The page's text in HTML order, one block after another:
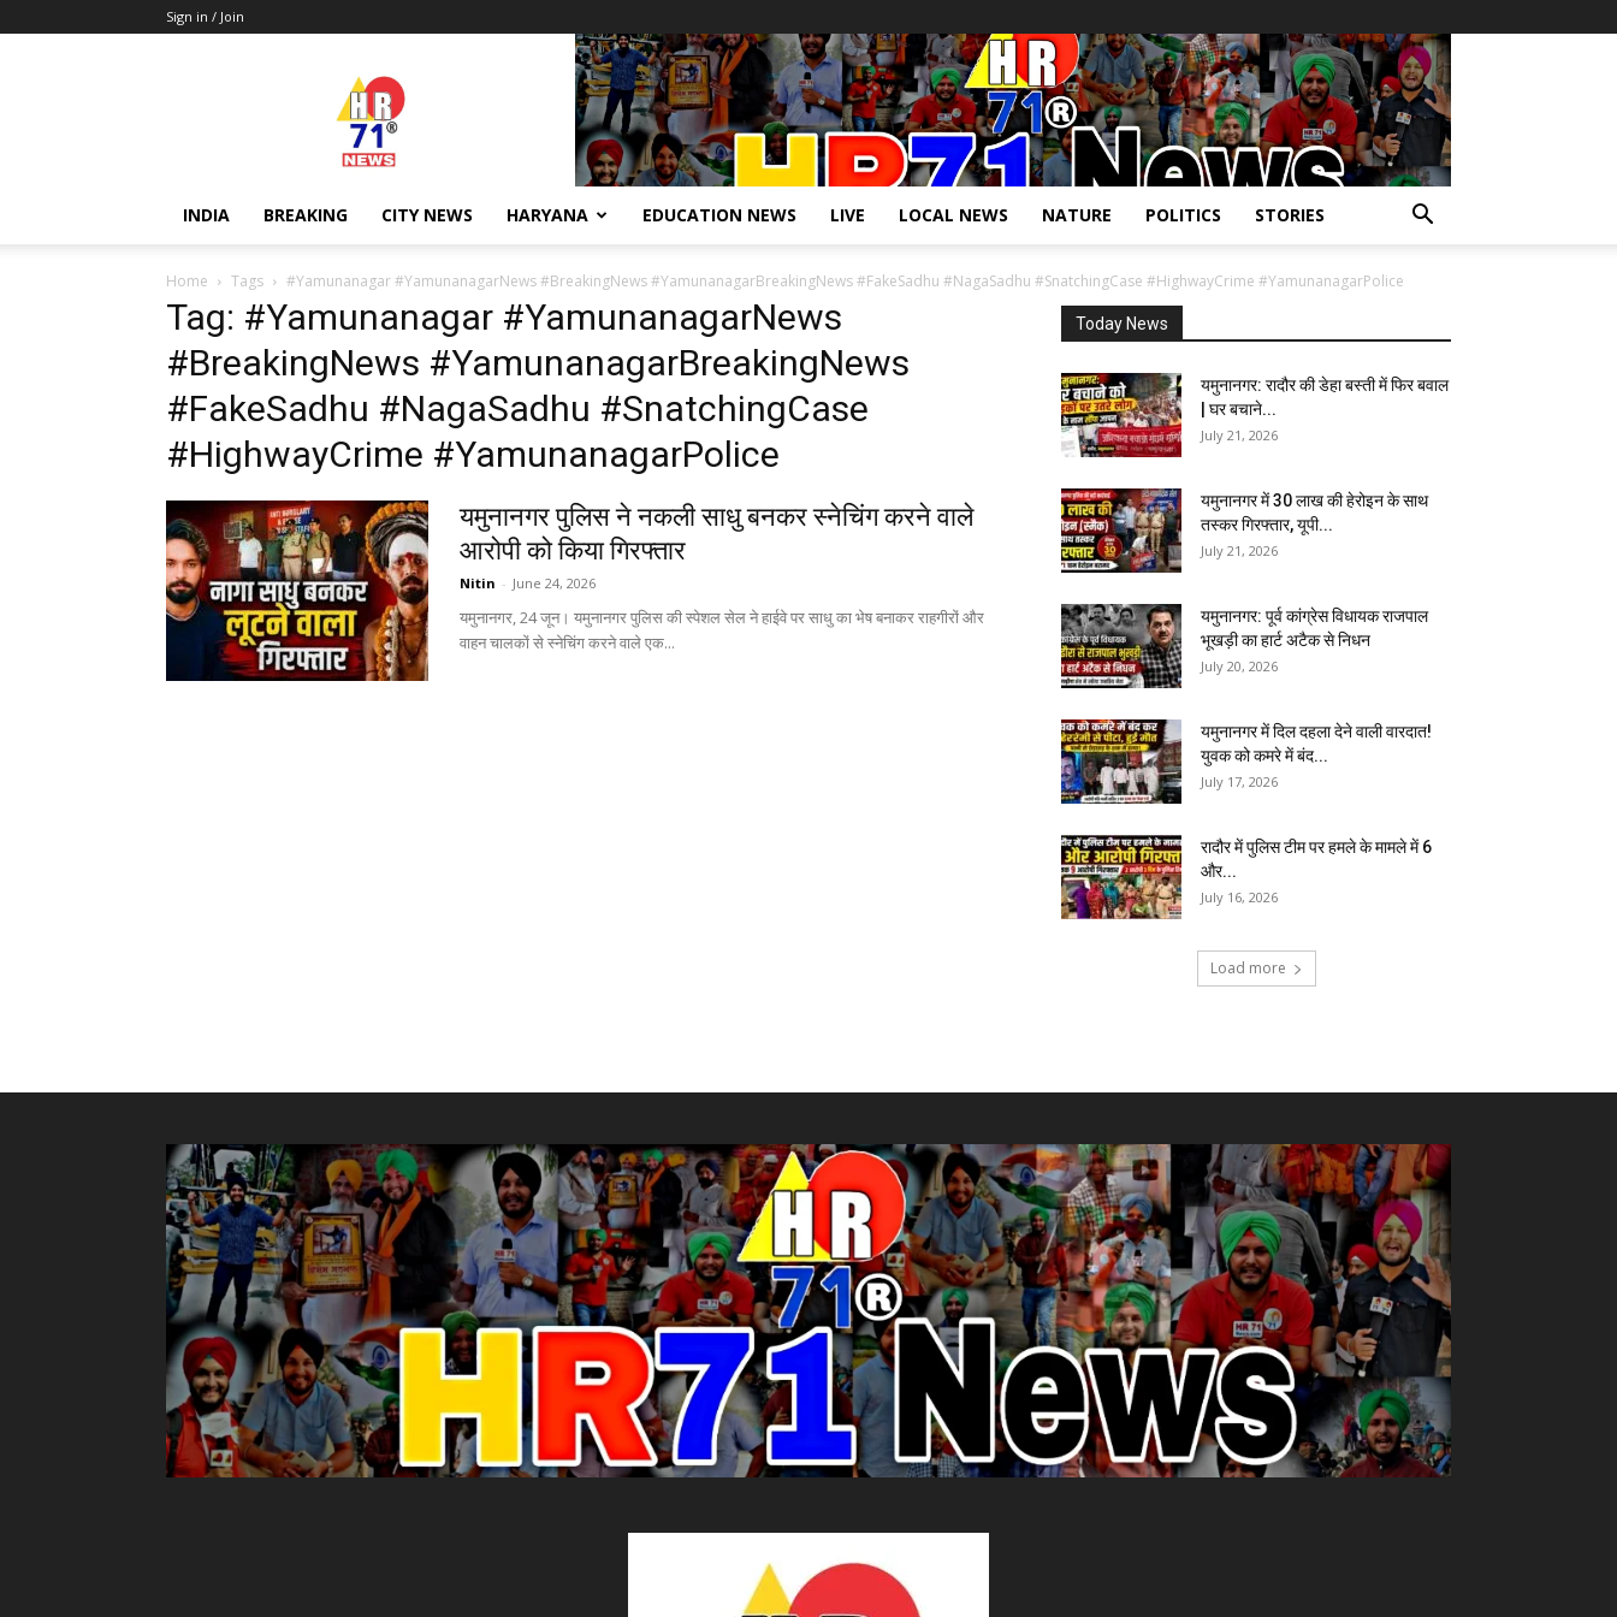
Sign in / Join
Hr71news
INDIA BREAKING CITY NEWS HARYANA EDUCATION NEWS LIVE LOCAL NEWS NATURE POLITICS STORIES
Home Tags #Yamunanagar #YamunanagarNews #BreakingNews #YamunanagarBreakingNews #FakeSadhu #NagaSadhu #SnatchingCase #HighwayCrime #YamunanagarPolice
Tag: #Yamunanagar #YamunanagarNews
#BreakingNews #YamunanagarBreakingNews
#FakeSadhu #NagaSadhu #SnatchingCase
#HighwayCrime #YamunanagarPolice
यमुनानगर पुलिस ने नकली साधु बनकर स्नेचिंग करने वाले
आरोपी को किया गिरफ्तार
Nitin - June 24, 2026
यमुनानगर, 24 जून। यमुनानगर पुलिस की स्पेशल सेल ने हाईवे पर साधु का भेष बनाकर राहगीरों और
वाहन चालकों से स्नेचिंग करने वाले एक...
Today News
यमुनानगर: रादौर की डेहा बस्ती में फिर बवाल
| घर बचाने...
July 21, 2026
यमुनानगर में 30 लाख की हेरोइन के साथ
तस्कर गिरफ्तार, यूपी...
July 21, 2026
यमुनानगर: पूर्व कांग्रेस विधायक राजपाल
भूखड़ी का हार्ट अटैक से निधन
July 20, 2026
यमुनानगर में दिल दहला देने वाली वारदात!
युवक को कमरे में बंद...
July 17, 2026
रादौर में पुलिस टीम पर हमले के मामले में 6
और...
July 16, 2026
Load more